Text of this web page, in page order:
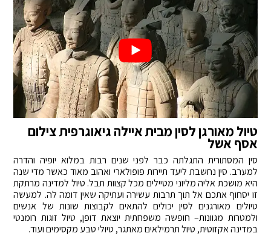
טיול מאורגן לסין מבית איילה גיאוגרפית צילום
אסף אשל
סין המסתורית התגלתה כבר לפני שנים רבות במלוא יופיה והדרה
למערב. סין נחשבת ליעד תיירות פופולארי ואהוב מאוד כאשר מדי שנה
היא מושכת אליה מליוני מטיילים מכל קצוות תבל. טיול למדינה מרתקת
זו יסחוף אתכם אל תוך תרבות עשירה ועתיקה שאין דומה לה. למעשה
טיולים מאורגנים לסין יכולים להתאים לקבוצות שונות של אנשים
ולמטרות מגוונות– חופשה משפחתית יוצאת דופן, טיול זוגות רומנטי
במדינה אקזוטית, טיול תרמילאים מאתגר, טיולי טבע מקסימים ועוד.